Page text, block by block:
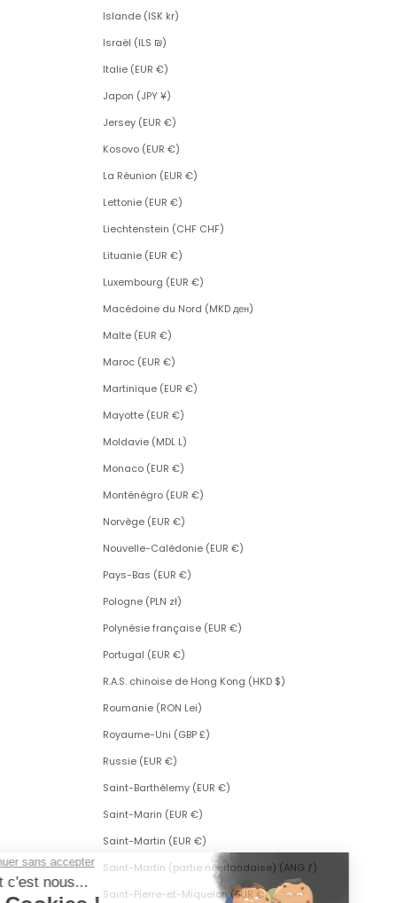
Islande (ISK kr)
Israël (ILS ₪)
Italie (EUR €)
Japon (JPY ¥)
Jersey (EUR €)
Kosovo (EUR €)
La Réunion (EUR €)
Lettonie (EUR €)
Liechtenstein (CHF CHF)
Lituanie (EUR €)
Luxembourg (EUR €)
Macédoine du Nord (MKD ден)
Malte (EUR €)
Maroc (EUR €)
Martinique (EUR €)
Mayotte (EUR €)
Moldavie (MDL L)
Monaco (EUR €)
Monténégro (EUR €)
Norvège (EUR €)
Nouvelle-Calédonie (EUR €)
Pays-Bas (EUR €)
Pologne (PLN zł)
Polynésie française (EUR €)
Portugal (EUR €)
R.A.S. chinoise de Hong Kong (HKD $)
Roumanie (RON Lei)
Royaume-Uni (GBP £)
Russie (EUR €)
Saint-Barthélemy (EUR €)
Saint-Marin (EUR €)
Saint-Martin (EUR €)
Saint-Martin (partie néerlandaise) (ANG ƒ)
Saint-Pierre-et-Miquelon (EUR €)